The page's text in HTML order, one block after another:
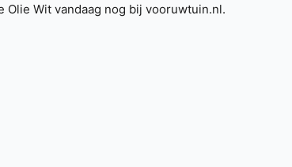
Wit vandaag nog bij vooruwtuin.nl.